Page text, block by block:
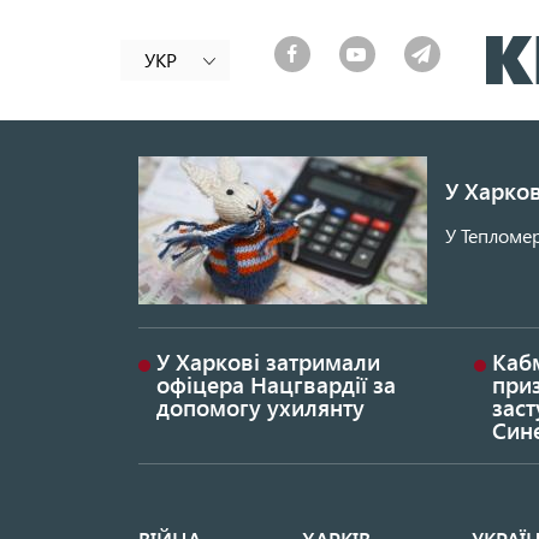
УКР
У
У
У Харкові затримали
офіцера Нацгвардії за
допомогу ухилянту